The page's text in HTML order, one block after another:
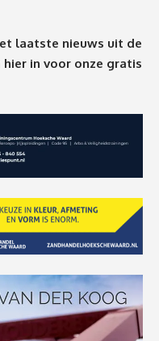
laatste nieuws uit de
hier in voor onze gratis